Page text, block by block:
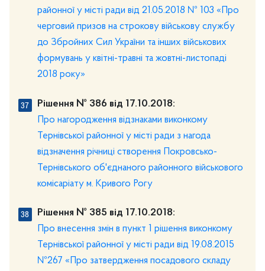
районної у місті ради від 21.05.2018 № 103 «Про
черговий призов на строкову військову службу
до Збройних Сил України та інших військових
формувань у квітні-травні та жовтні-листопаді
2018 року»
Рішення № 386 від 17.10.2018:
Про нагородження відзнаками виконкому
Тернівської районної у місті ради з нагода
відзначення річниці створення Покровсько-
Тернівського об'єднаного районного військового
комісаріату м. Кривого Рогу
Рішення № 385 від 17.10.2018:
Про внесення змін в пункт 1 рішення виконкому
Тернівської районної у місті ради від 19.08.2015
№267 «Про затвердження посадового складу